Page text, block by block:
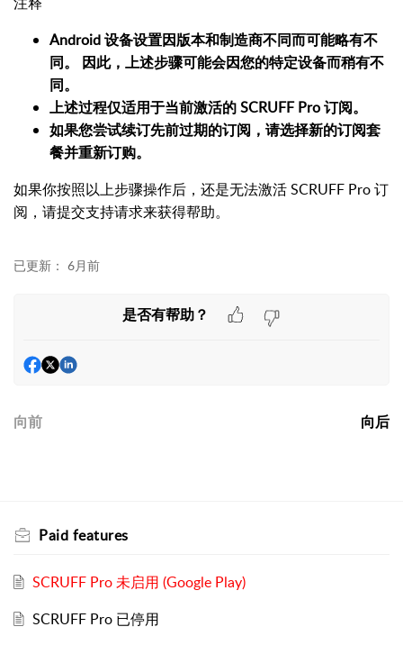
Android 设备设置因版本和制造商不同而可能略有不
同。 因此，上述步骤可能会因您的特定设备而稍有不
同。
上述过程仅适用于当前激活的 SCRUFF Pro 订阅。
如果您尝试续订先前过期的订阅，请选择新的订阅套
餐并重新订购。
如果你按照以上步骤操作后，还是无法激活 SCRUFF Pro 订
阅，请提交支持请求来获得帮助。
已更新： 6月前
是否有帮助？
向前 向后
Paid features
SCRUFF Pro 未启用 (Google Play)
SCRUFF Pro 已停用